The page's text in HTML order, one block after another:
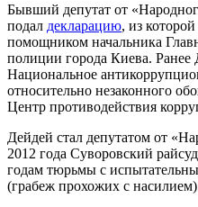
Бывший депутат от
подал декларацию, из
помощником начальника
полиции города Киева. Ранее
Национальное
относительно незаконного
Центр противодействия
Дейдей стал депутатом от
2012 года Суворовский
годам тюрьмы с
(грабеж прохожих с